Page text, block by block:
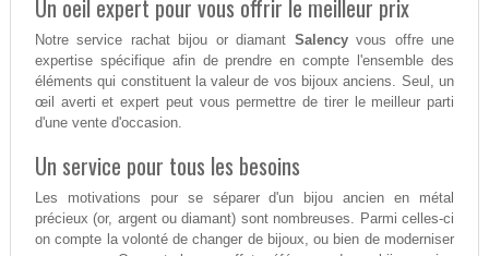
Un oeil expert pour vous offrir le meilleur prix
Notre service rachat bijou or diamant Salencyvous offre une
expertise spécifique afin de prendre en compte l'ensemble des
éléments qui constituent la valeur de vos bijoux anciens. Seul, un
œil averti et expert peut vous permettre de tirer le meilleur parti
d'une vente d'occasion.
Un service pour tous les besoins
Les motivations pour se séparer d'un bijou ancien en métal
précieux (or, argent ou diamant) sont nombreuses. Parmi celles-ci
on compte la volonté de changer de bijoux, ou bien de moderniser